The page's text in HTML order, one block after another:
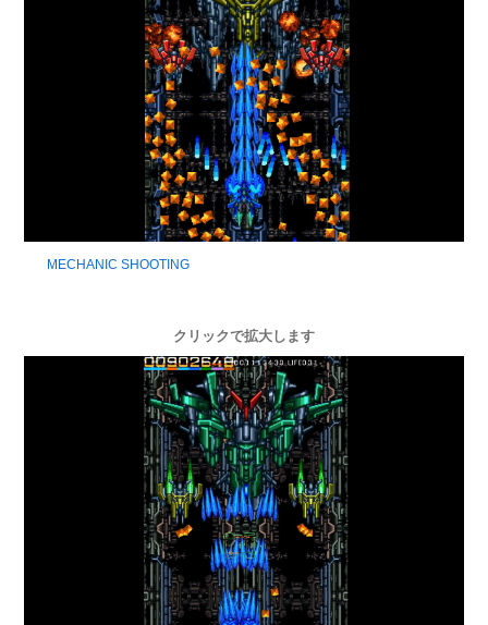
MECHANIC SHOOTING
クリックで拡大します